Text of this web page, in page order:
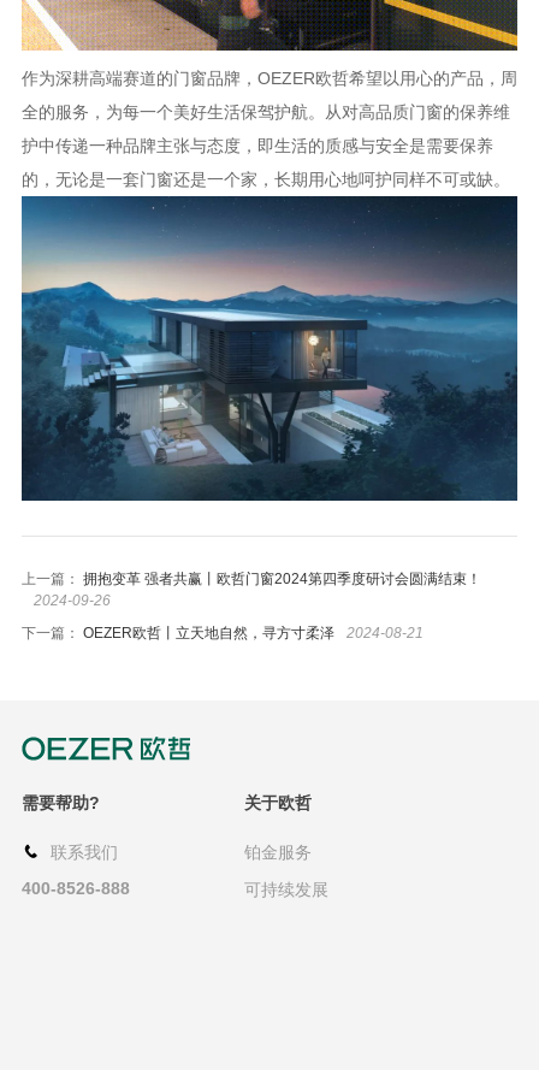
作为深耕高端赛道的门窗品牌， OEZER欧哲希望以用心的产品，周
全的服务，为每一个美好生活保驾护航。从对高品质门窗的保养维
护中传递一种品牌主张与态度，即生活的质感与安全是需要保养
的，无论是一套门窗还是一个家，长期用心地呵护同样不可或缺。
上一篇： 拥抱变革 强者共赢丨欧哲门窗2024第四季度研讨会圆满结束！
2024-09-26
下一篇： OEZER欧哲丨立天地自然，寻方寸柔泽 2024-08-21
需要帮助?
联系我们
400-8526-888
关于欧哲
铂金服务
可持续发展